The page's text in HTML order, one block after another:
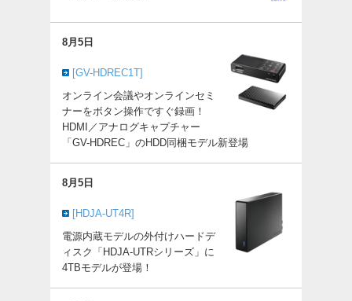
8月5日
[GV-HDREC1T]
オンライン会議やオンラインセミ
ナーをボタン操作ですぐ録画！
HDMI／アナログキャプチャー
「GV-HDREC」のHDD同梱モデル新登場
8月5日
[HDJA-UT4R]
電源内蔵モデルの外付けハードデ
ィスク「HDJA-UTRシリーズ」に
4TBモデルが登場！